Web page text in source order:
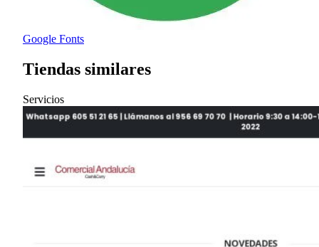
Google Fonts
Tiendas similares
Servicios